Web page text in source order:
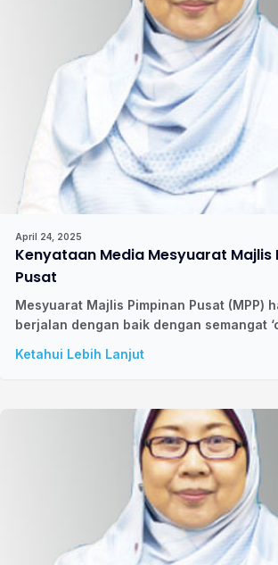
April 24, 2025
Kenyataan Media Mesyuarat Majlis
Pusat
Mesyuarat Majlis Pimpinan Pusat (MPP)
berjalan dengan baik dengan semangat
Ketahui Lebih Lanjut